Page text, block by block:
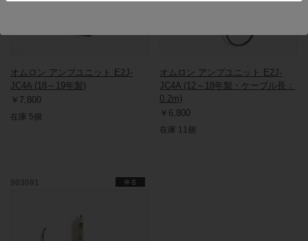
オムロン アンプユニット E2J-
JC4A (18～19年製)
￥7,800
在庫 5個
オムロン アンプユニット E2J-
JC4A (12～18年製・ケーブル長：
0.2m)
￥6,800
在庫 11個